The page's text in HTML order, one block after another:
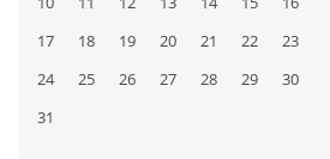
17
18 19 20 21 22
23
24
25 26 27 28 29
30
31